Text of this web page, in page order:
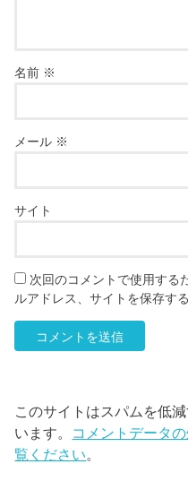
名前 ※
メール ※
サイト
次回のコメントで使用する
ルアドレス、サイトを保存する
このサイトはスパムを低
います。 コメントデータ
覧ください。